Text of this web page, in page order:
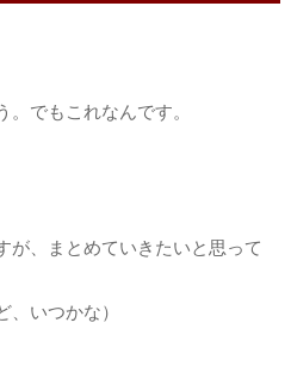
。でもこれなんです。
が、まとめていきたいと思って
、いつかな）